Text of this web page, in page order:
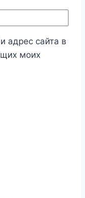
адрес сайта в
моих